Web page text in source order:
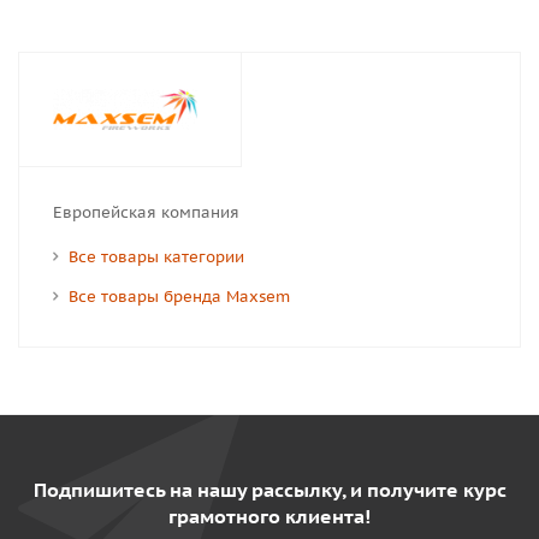
Европейская компания
Все товары категории
Все товары бренда Maxsem
Подпишитесь на нашу рассылку, и получите курс
грамотного клиента!